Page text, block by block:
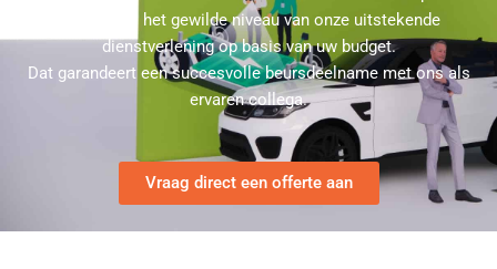
Kies hierbij het gewilde niveau van onze uitstekende
dienstverlening op basis van uw budget.
Dat garandeert een succesvolle beursdeelname met ons als
ervaren collega.
Vraag direct een offerte aan